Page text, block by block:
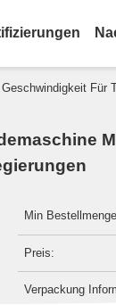
Für
Min
Preis:
Verpackung